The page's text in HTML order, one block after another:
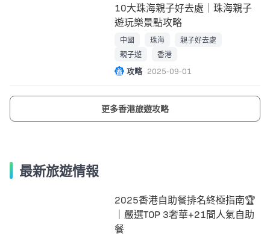
10大珠海親子好去處｜珠海親子
遊玩樂景點攻略
中國 珠海
親子好去處
親子遊
香港
攻略 2025-09-01
更多香港旅遊攻略
最新旅遊情報
2025香港自助餐排名終極指南🏆
｜嚴選TOP 3奢華+21間人氣自助
餐